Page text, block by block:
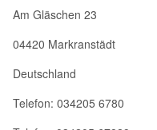
Am Gläschen 23
04420 Markranstädt
Deutschland
Telefon: 034205 6780